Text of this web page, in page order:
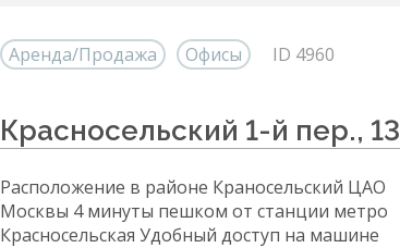
Аренда/Продажа Офисы ID 4960
Красносельский 1-й пер., 13
Расположение в районе Краносельский ЦАО
Москвы 4 минуты пешком от станции метро
Красносельская Удобный доступ на машине